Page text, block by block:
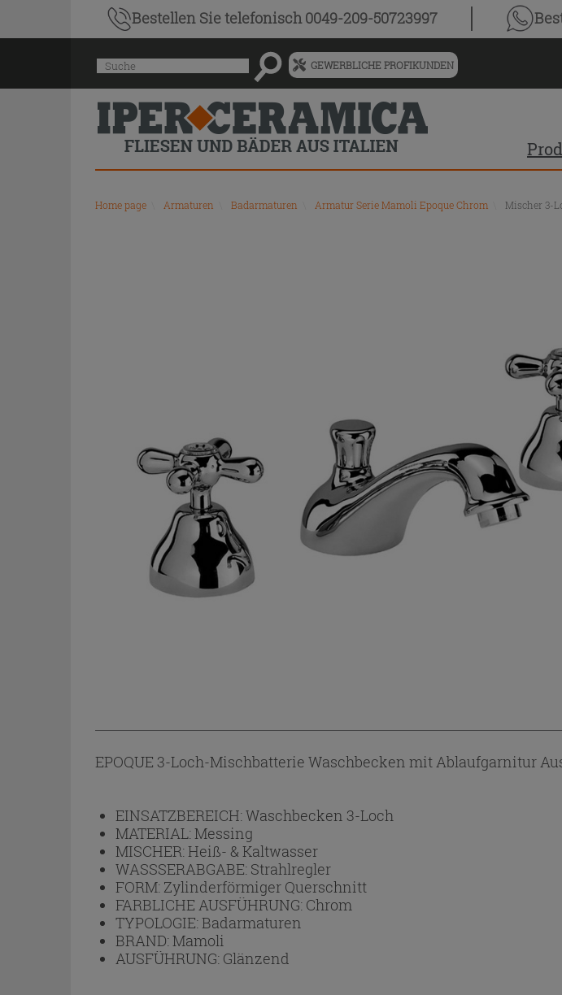
Bestellen Sietelefonisch 0049-209-50723997
Menü
für
vorgeschlagenen
Siteinhalt
und
Suchprotokoll
Suche GEWERBLICHE PROFIKUNDEN
Home page Armaturen Badarmaturen Armatur Serie Mamoli Epoque Chrom Mischer 3-
EPOQUE 3-Loch-Mischbatterie Waschbecken mit Ablaufgarnitur
EINSATZBEREICH:Waschbecken 3-Loch
MATERIAL:Messing
MISCHER:Heiß- & Kaltwasser
WASSSERABGABE: Strahlregler
FORM: Zylinderförmiger Querschnitt
FARBLICHE AUSFÜHRUNG: Chrom
TYPOLOGIE:Badarmaturen
BRAND:Mamoli
AUSFÜHRUNG: Glänzend